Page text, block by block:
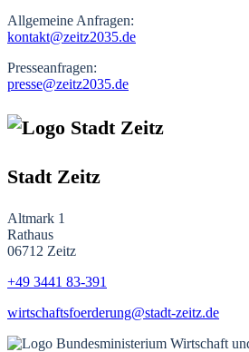
Allgemeine Anfragen:
kontakt@zeitz2035.de
Presseanfragen:
presse@zeitz2035.de
Stadt Zeitz
Altmark 1
Rathaus
06712 Zeitz
+49 3441 83-391
wirtschaftsfoerderung@stadt-zeitz.de